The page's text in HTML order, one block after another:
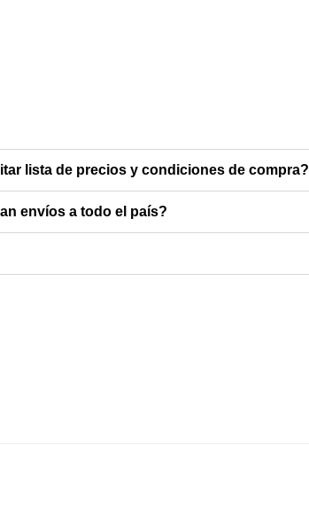
lista de precios y condiciones de compra?
envíos a todo el país?